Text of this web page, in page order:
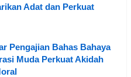
Adat dan Perkuat
Pengajian Bahas Bahaya
Muda Perkuat Akidah